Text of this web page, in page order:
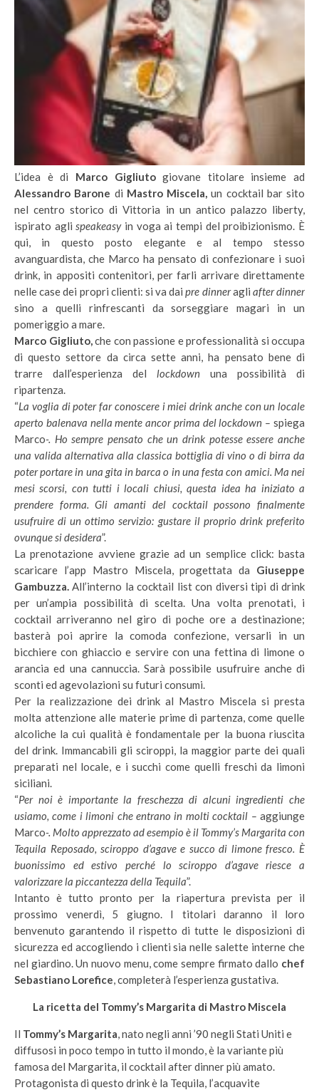
L’idea è di Marco Gigliutogiovane titolare insieme ad
Alessandro Barone di Mastro Miscela, un cocktail bar sito
nel centro storico di Vittoria in un antico palazzo liberty,
ispirato agli speakeasyin voga ai tempi del proibizionismo. È
qui, in questo posto elegante e al tempo stesso
avanguardista, che Marco ha pensato di confezionare i suoi
drink, in appositi contenitori, per farli arrivare direttamente
nelle case dei propri clienti: si va daipre dinneragli after dinner
sino a quelli rinfrescanti da sorseggiare magari in un
pomeriggio a mare.
Marco Gigliuto,che con passione e professionalità si occupa
di questo settore da circa sette anni, ha pensato bene di
trarre dall’esperienza del lockdown una possibilità di
ripartenza.
“La voglia di poter far conoscere i miei drink anche con un locale
aperto balenava nella mente ancor prima del lockdown – spiega
Marco-. Ho sempre pensato che un drink potesse essere anche
una valida alternativa alla classica bottiglia di vino o di birra da
poter portare in una gita in barca o in una festa con amici. Ma nei
mesi scorsi, con tutti i locali chiusi, questa idea ha iniziato a
prendere forma. Gli amanti del cocktail possono finalmente
usufruire di un ottimo servizio: gustare il proprio drink preferito
ovunque si desidera”.
La prenotazione avviene grazie ad un semplice click: basta
scaricare l’app Mastro Miscela, progettata da Giuseppe
Gambuzza. All’interno la cocktail list con diversi tipi di drink
per un’ampia possibilità di scelta. Una volta prenotati, i
cocktail arriveranno nel giro di poche ore a destinazione;
basterà poi aprire la comoda confezione, versarli in un
bicchiere con ghiaccio e servire con una fettina di limone o
arancia ed una cannuccia. Sarà possibile usufruire anche di
sconti ed agevolazioni su futuri consumi.
Per la realizzazione dei drink al Mastro Miscela si presta
molta attenzione alle materie prime di partenza, come quelle
alcoliche la cui qualità è fondamentale per la buona riuscita
del drink. Immancabili gli sciroppi, la maggior parte dei quali
preparati nel locale, e i succhi come quelli freschi da limoni
siciliani.
“Per noi è importante la freschezza di alcuni ingredienti che
usiamo, come i limoni che entrano in molti cocktail – aggiunge
Marco-. Molto apprezzato ad esempio è il Tommy’s Margarita con
Tequila Reposado, sciroppo d’agave e succo di limone fresco. È
buonissimo ed estivo perché lo sciroppo d’agave riesce a
valorizzare la piccantezza della Tequila”.
Intanto è tutto pronto per la riapertura prevista per il
prossimo venerdì, 5 giugno. I titolari daranno il loro
benvenuto garantendo il rispetto di tutte le disposizioni di
sicurezza ed accogliendo i clienti sia nelle salette interne che
nel giardino. Un nuovo menu, come sempre firmato dallo chef
Sebastiano Lorefice, completerà l’esperienza gustativa.
La ricetta del Tommy’s Margarita di Mastro Miscela
Il Tommy’s Margarita, nato negli anni ’90 negli Stati Uniti e
diffusosi in poco tempo in tutto il mondo, è la variante più
famosa del Margarita, il cocktail after dinner più amato.
Protagonista di questo drink è la Tequila, l’acquavite